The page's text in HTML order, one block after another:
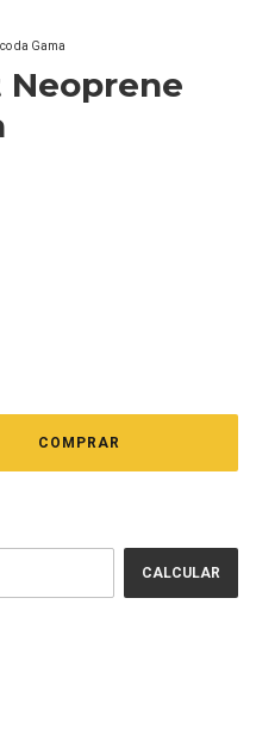
da Gama
Neoprene
CALCULAR